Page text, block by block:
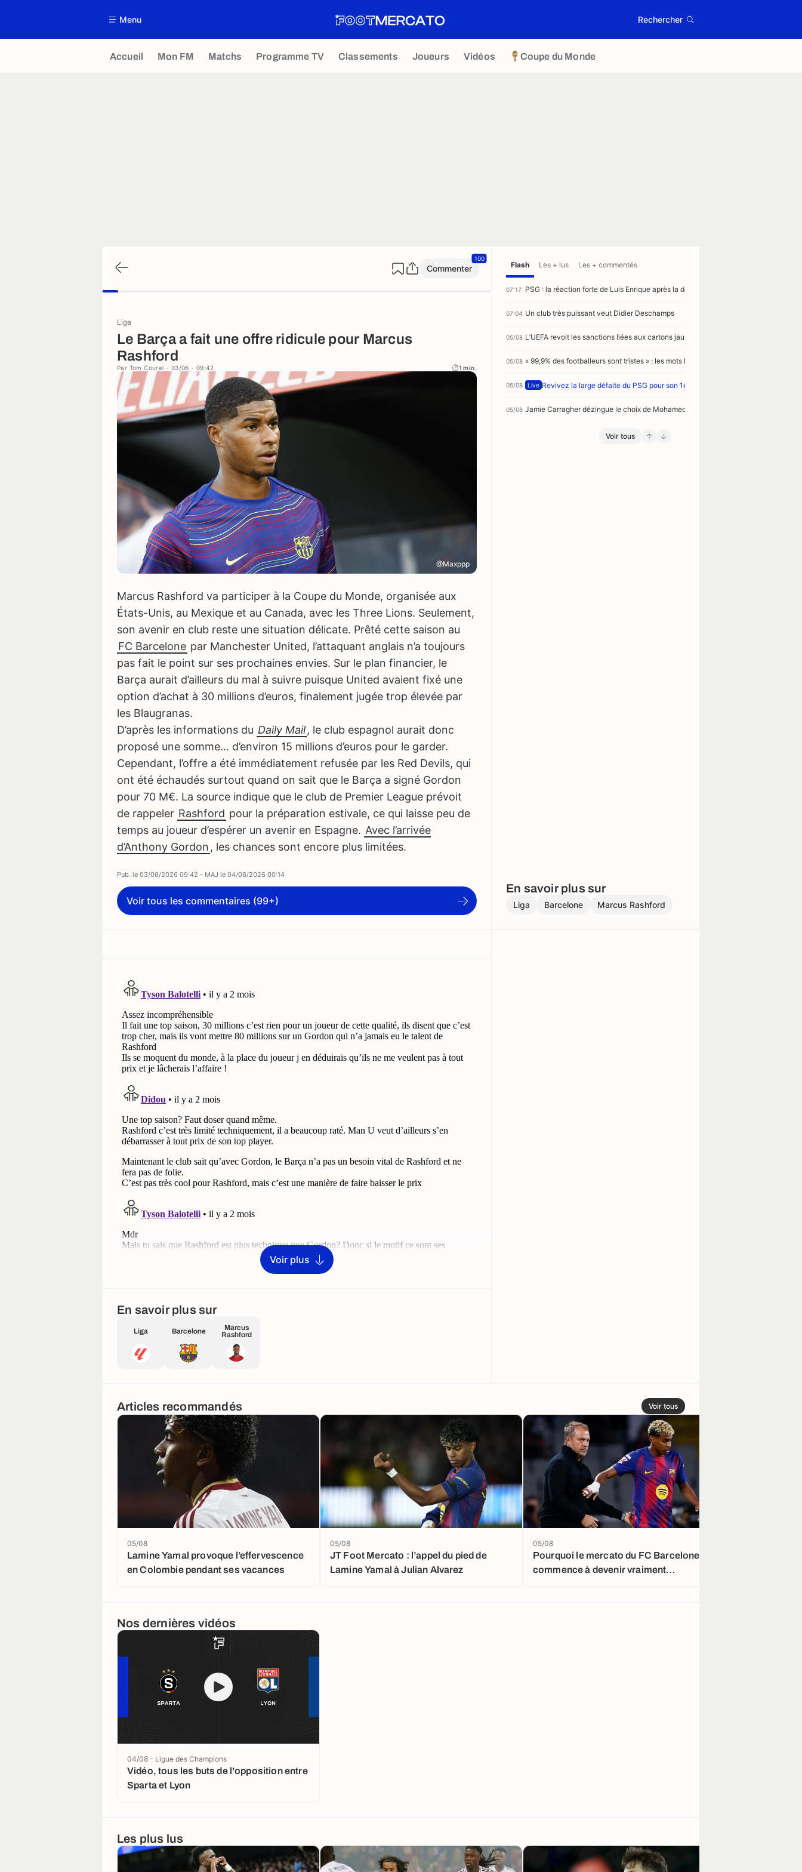
Menu Rechercher
Accueil Mon FM Matchs Programme TV Classements Joueurs Vidéos Coupe du Monde
Commenter
100
Liga
Le Barça a fait une offre ridicule pour Marcus
Rashford
Par Tom Courel - 03/06 - 09:42 1 min.
@Maxppp
Marcus Rashford va participer à la Coupe du Monde, organisée aux
États-Unis, au Mexique et au Canada, avec les Three Lions. Seulement,
son avenir en club reste une situation délicate. Prêté cette saison au
FC Barcelone par Manchester United, l’attaquant anglais n’a toujours
pas fait le point sur ses prochaines envies. Sur le plan financier, le
Barça aurait d’ailleurs du mal à suivre puisque United avaient fixé une
option d’achat à 30 millions d’euros, finalement jugée trop élevée par
les Blaugranas.
D’après les informations du Daily Mail, le club espagnol aurait donc
proposé une somme… d’environ 15 millions d’euros pour le garder.
Cependant, l’offre a été immédiatement refusée par les Red Devils, qui
ont été échaudés surtout quand on sait que le Barça a signé Gordon
pour 70 M€. La source indique que le club de Premier League prévoit
de rappeler Rashford pour la préparation estivale, ce qui laisse peu de
temps au joueur d’espérer un avenir en Espagne. Avec l’arrivée
d’Anthony Gordon , les chances sont encore plus limitées.
Pub. le 03/06/2026 09:42 - MAJ le 04/06/2026 00:14
Voir tous les commentaires (99+)
Flash Les + lus Les + commentés
07:17 PSG : la réaction forte de Luis Enrique après la défaite à Majorque
07:04 Un club très puissant veut Didier Deschamps
05/08 L’UEFA revoit les sanctions liées aux cartons jaunes
05/08 « 99,9% des footballeurs sont tristes » : les mots lourds de sens d’un ancien de
05/08 Live Revivez la large défaite du PSG pour son 1er match de préparation face à
05/08 Jamie Carragher dézingue le choix de Mohamed Salah de rejoindre Trabzonspor
Voir tous
En savoir plus sur
Liga Barcelone Marcus Rashford
Voir plus
En savoir plus sur
Liga Barcelone
Marcus
Rashford
Articles recommandés Voir tous
Lamine Yamal provoque l’effervescence
en Colombie pendant ses vacances
05/08
JT Foot Mercato : l’appel du pied de
Lamine Yamal à Julian Alvarez
05/08
Pourquoi le mercato du FC Barcelone
commence à devenir vraiment
05/08
Nos dernières vidéos
Vidéo, tous les buts de l'opposition entre
Sparta et Lyon
04/08 - Ligue des Champions
Les plus lus